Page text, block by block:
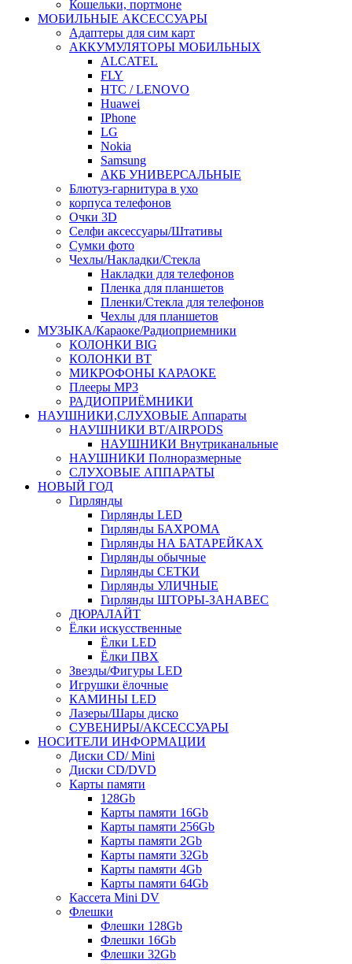
Кошельки, портмоне
МОБИЛЬНЫЕ АКСЕССУАРЫ
Адаптеры для сим карт
АККУМУЛЯТОРЫ МОБИЛЬНЫХ
ALCATEL
FLY
HTC / LENOVO
Huawei
IPhone
LG
Nokia
Samsung
АКБ УНИВЕРСАЛЬНЫЕ
Блютуз-гарнитура в ухо
корпуса телефонов
Очки 3D
Селфи аксессуары/Штативы
Сумки фото
Чехлы/Накладки/Стекла
Накладки для телефонов
Пленка для планшетов
Пленки/Стекла для телефонов
Чехлы для планшетов
МУЗЫКА/Караоке/Радиоприемники
КОЛОНКИ BIG
КОЛОНКИ BT
МИКРОФОНЫ КАРАОКЕ
Плееры MP3
РАДИОПРИЁМНИКИ
НАУШНИКИ,СЛУХОВЫЕ Аппараты
НАУШНИКИ BT/AIRPODS
НАУШНИКИ Внутриканальные
НАУШНИКИ Полноразмерные
СЛУХОВЫЕ АППАРАТЫ
НОВЫЙ ГОД
Гирлянды
Гирлянды LED
Гирлянды БАХРОМА
Гирлянды НА БАТАРЕЙКАХ
Гирлянды обычные
Гирлянды СЕТКИ
Гирлянды УЛИЧНЫЕ
Гирлянды ШТОРЫ-ЗАНАВЕС
ДЮРАЛАЙТ
Ёлки искусственные
Ёлки LED
Ёлки ПВХ
Звезды/Фигуры LED
Игрушки ёлочные
КАМИНЫ LED
Лазеры/Шары диско
СУВЕНИРЫ/АКСЕССУАРЫ
НОСИТЕЛИ ИНФОРМАЦИИ
Диски CD/ Mini
Диски CD/DVD
Карты памяти
128Gb
Карты памяти 16Gb
Карты памяти 256Gb
Карты памяти 2Gb
Карты памяти 32Gb
Карты памяти 4Gb
Карты памяти 64Gb
Кассета Mini DV
Флешки
Флешки 128Gb
Флешки 16Gb
Флешки 32Gb